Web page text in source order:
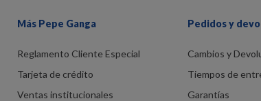
Más Pepe Ganga
Reglamento Cliente Especial
Tarjeta de crédito
Ventas institucionales
Pedidos y
Cambios y
Tiempos de
Garantías